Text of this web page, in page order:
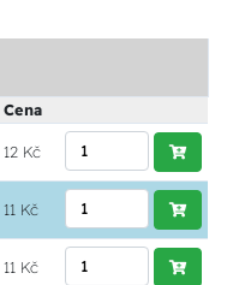
Cena
12 Kč
11 Kč
11 Kč